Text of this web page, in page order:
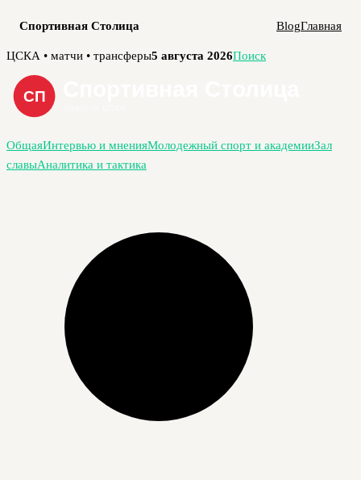
Спортивная Столица BlogГлавная
Перейти
содержимому
ЦСКА • матчи • трансферы5 августа 2026Поиск
ОбщаяИнтервью и мненияМолодежный спорт и академииЗал
славыАналитика и тактика